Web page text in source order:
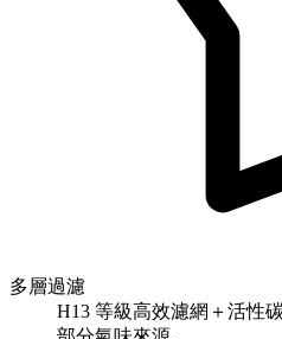
多層過濾
H13 等級高效濾網＋活性